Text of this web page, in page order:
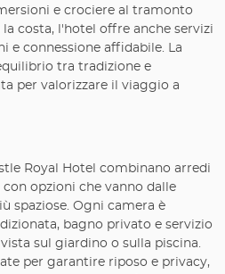
e crociere al tramonto
costa, l'hotel offre anche servizi
e connessione affidabile. La
tra tradizione e
per valorizzare il viaggio a
Royal Hotel combinano arredi
opzioni che vanno dalle
spaziose. Ogni camera è
bagno privato e servizio
sul giardino o sulla piscina.
per garantire riposo e privacy,